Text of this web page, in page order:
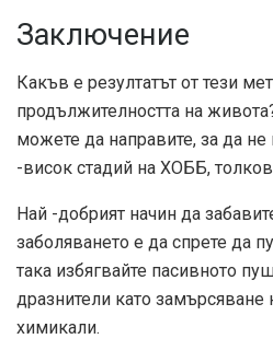
Заключение
Какъв е резултатът от тези
продължителността на
можете да направите, за да
-висок стадий на ХОББ,
Най -добрият начин да
заболяването е да спрете да
така избягвайте пасивното
дразнители като замърсяване
химикали.